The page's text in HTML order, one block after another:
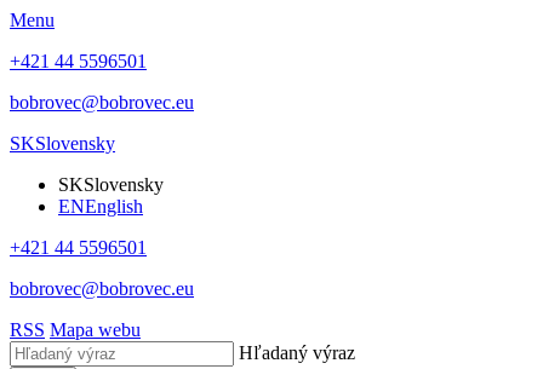
Menu
+421 44 5596501
bobrovec@bobrovec.eu
SKSlovensky
SKSlovensky
ENEnglish
+421 44 5596501
bobrovec@bobrovec.eu
RSS Mapa webu
Hľadaný výraz